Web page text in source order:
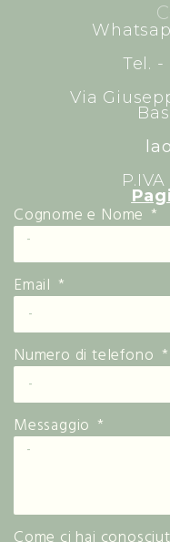
Tel. -
Via
Cognome e Nome
Email
Numero di telefono
Messaggio
Come ci hai